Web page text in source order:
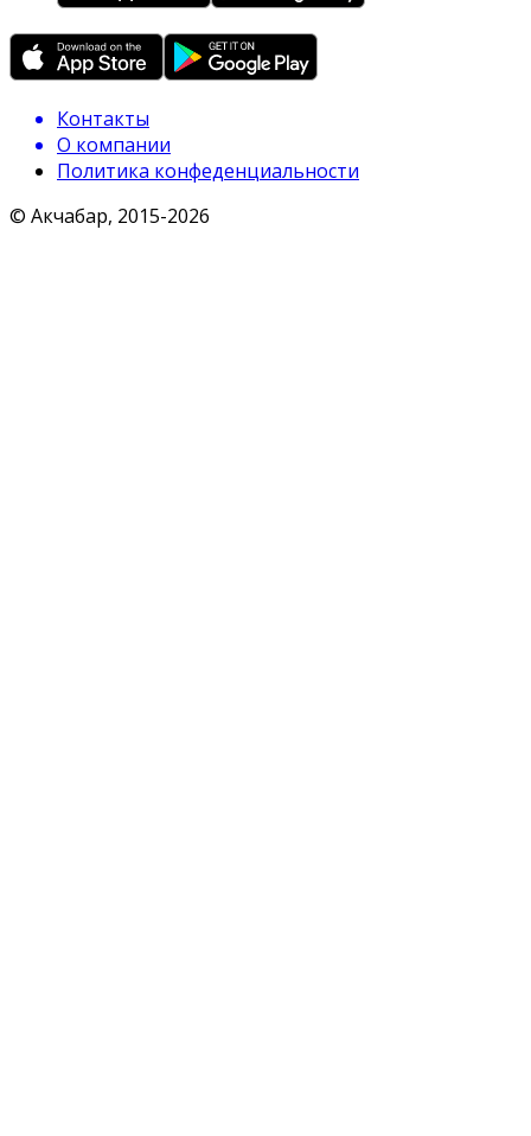
Контакты
О компании
Политика конфеденциальности
© Акчабар, 2015-2026